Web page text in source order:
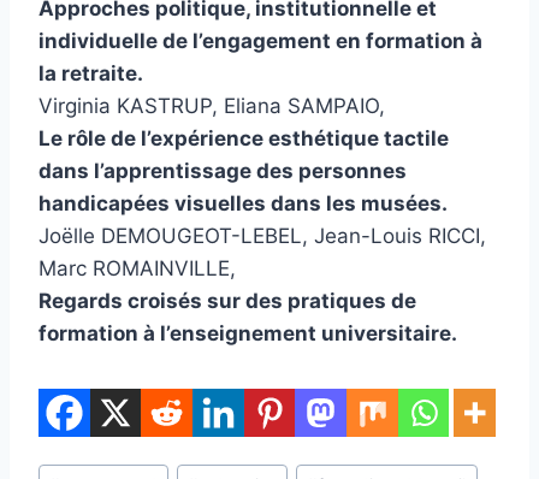
Approches politique, institutionnelle et
individuelle de l’engagement en formation à
la retraite.
Virginia KASTRUP, Eliana SAMPAIO,
Le rôle de l’expérience esthétique tactile
dans l’apprentissage des personnes
handicapées visuelles dans les musées.
Joëlle DEMOUGEOT-LEBEL, Jean-Louis RICCI,
Marc ROMAINVILLE,
Regards croisés sur des pratiques de
formation à l’enseignement universitaire.
Étiquettes